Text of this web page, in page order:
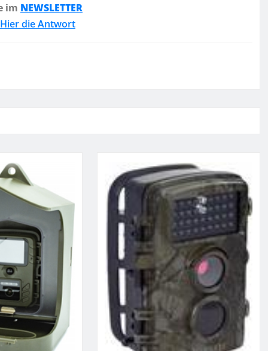
im NEWSLETTER
Hier die Antwort